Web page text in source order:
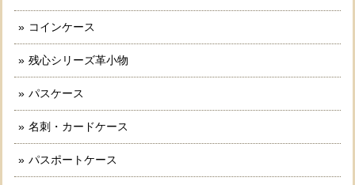
コインケース
残心シリーズ革小物
パスケース
名刺・カードケース
パスポートケース